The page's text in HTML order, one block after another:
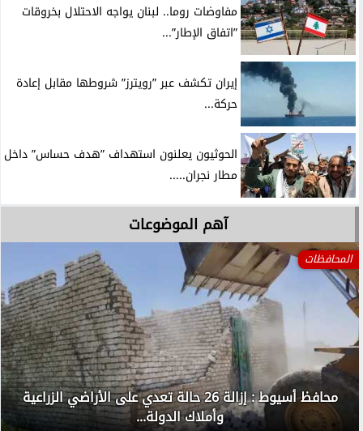
مفاوضات روما.. لبنان يواجه الاحتلال بخروقات
”اتفاق الإطار”...
إيران تكشف عبر ”رويترز” شروطها مقابل إعادة
حركة...
الحوثيون يعلنون استهداف ”هدف حساس” داخل
مطار نجران.....
آهم الموضوعات
المحافظات
محافظ أسيوط : إزالة 26 حالة تعدي على الأراضي الزراعية
وأملاك الدولة...